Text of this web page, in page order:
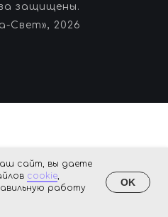
сайт, вы даете
cookie,
работу
OK
защищены.
Свет», 2026